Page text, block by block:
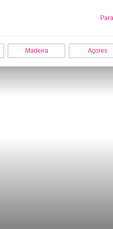
Sobre
Madeira Açores